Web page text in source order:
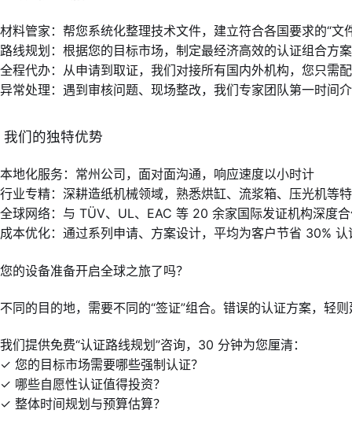
材料管家：帮您系统化整理技术文件，建立符合各国要求的“文
路线规划：根据您的目标市场，制定最经济高效的认证组合方案
全程代办：从申请到取证，我们对接所有国内外机构，您只需
异常处理：遇到审核问题、现场整改，我们专家团队第一时间
️ 我们的独特优势
本地化服务：常州公司，面对面沟通，响应速度以小时计
行业专精：深耕造纸机械领域，熟悉烘缸、流浆箱、压光机等
全球网络：与 TÜV、UL、EAC 等 20 余家国际发证机构深度
成本优化：通过系列申请、方案设计，平均为客户节省 30% 认
您的设备准备开启全球之旅了吗？
不同的目的地，需要不同的“签证”组合。错误的认证方案，轻
我们提供免费“认证路线规划”咨询，30 分钟为您厘清：
✓ 您的目标市场需要哪些强制认证？
✓ 哪些自愿性认证值得投资？
✓ 整体时间规划与预算估算？